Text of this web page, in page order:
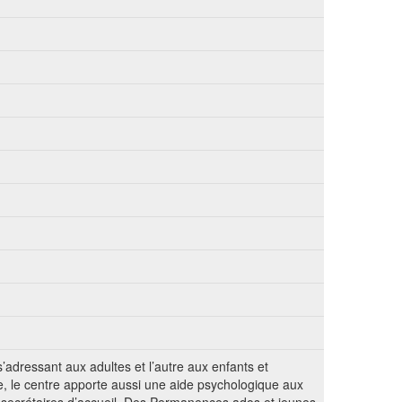
aux adultes et l’autre aux enfants et
le centre apporte aussi une aide psychologique aux